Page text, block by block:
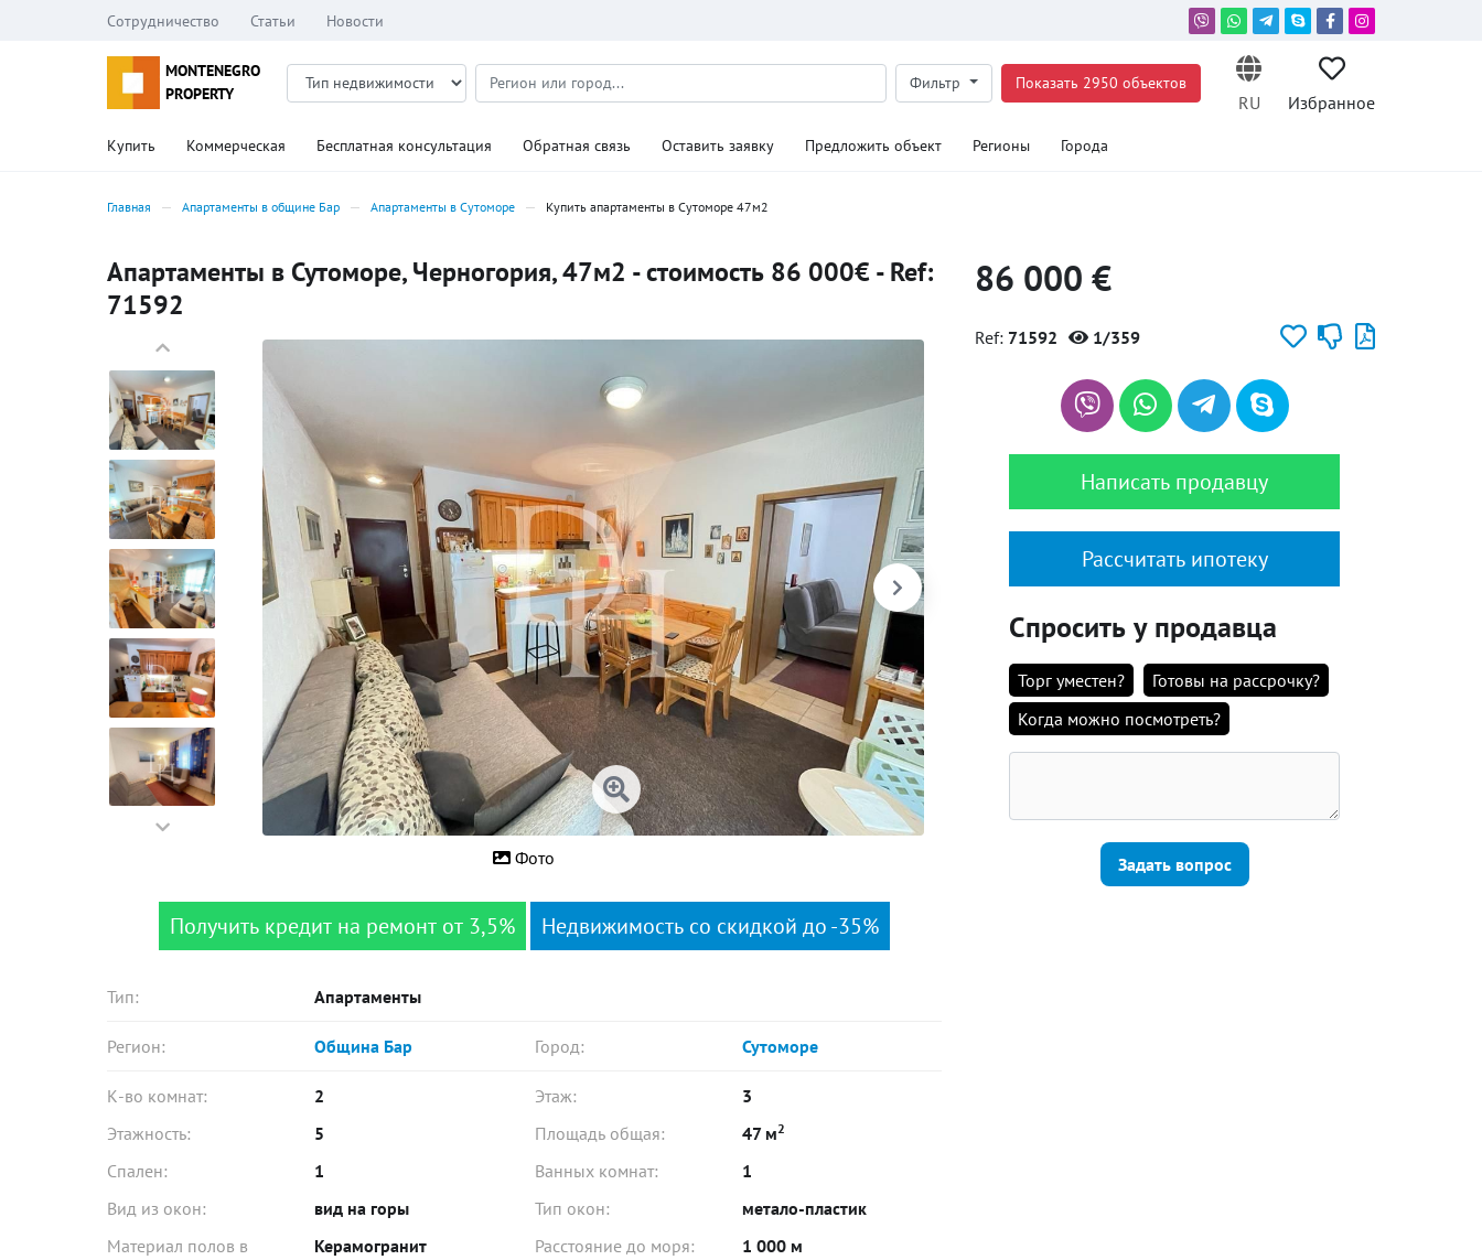
Сотрудничество Статьи Новости
MONTENEGRO
PROPERTY
Фильтр Показать 2950 объектов
RU Избранное
Купить Коммерческая Бесплатная консультация Обратная связь Оставить заявку Предложить объект Регионы Города
Главная Апартаменты в общине Бар Апартаменты в Сутоморе Купить апартаменты в Сутоморе 47м2
Апартаменты в Сутоморе, Черногория, 47м2 - стоимость 86 000€ - Ref:
71592
Фото
Получить кредит на ремонт от 3,5% Недвижимость со скидкой до -35%
Тип: Апартаменты
Регион: Община Бар Город: Сутоморе
К-во комнат: 2 Этаж:
3
Этажность:
5 Площадь общая: 47 м2
Спален: 1 Ванных комнат:
1
Вид из окон:
вид на горы Тип окон:
метало-пластик
Материал полов в
Керамогранит Расстояние до моря: 1 000 м
86 000 €
Ref: 71592 1/359
Написать продавцу
Рассчитать ипотеку
Спросить у продавца
Торг уместен?
Готовы на рассрочку?
Когда можно посмотреть?
Задать вопрос